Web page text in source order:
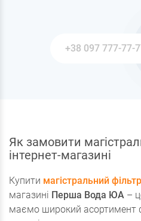
Як замовити
інтернет-магазині
Купити магістральний фільтр
магазині Перша Вода ЮА –
маємо широкий асортимент